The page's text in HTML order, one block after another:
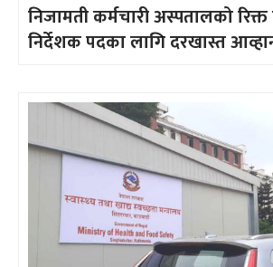
निजामती कर्मचारी अस्पतालको रिक्त
निर्देशक पदका लागि दरखास्त